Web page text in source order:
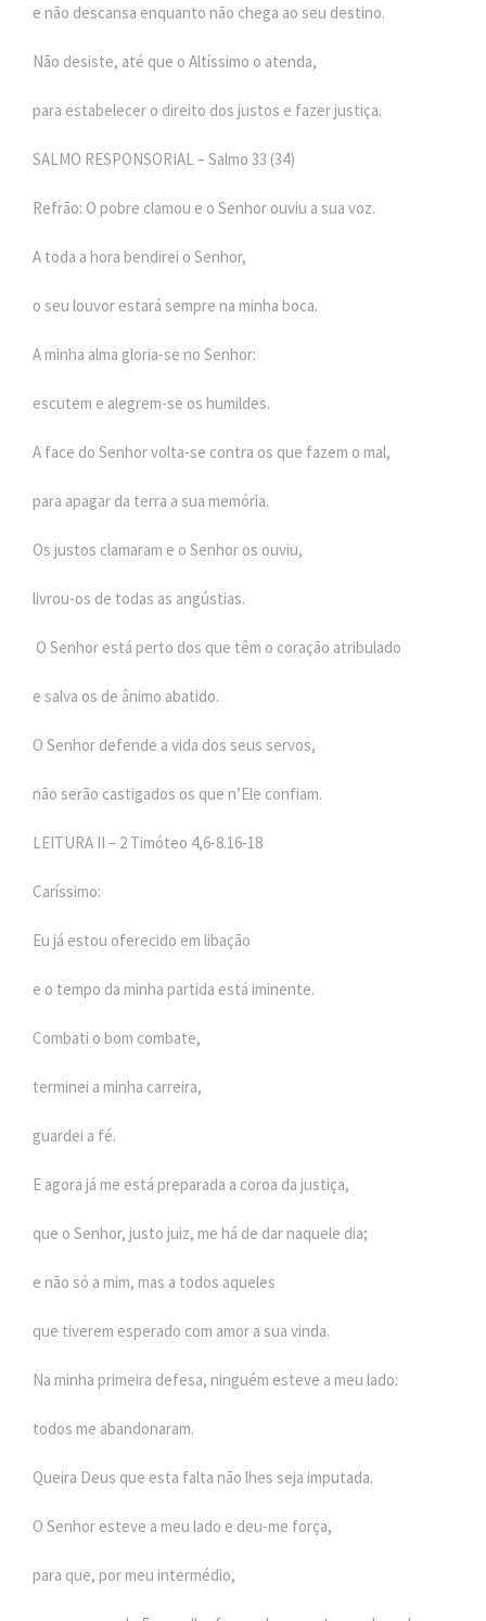
e não descansa enquanto não chega ao seu destino.
Não desiste, até que o Altíssimo o atenda,
para estabelecer o direito dos justos e fazer justiça.
SALMO RESPONSORIAL – Salmo 33 (34)
Refrão: O pobre clamou e o Senhor ouviu a sua voz.
A toda a hora bendirei o Senhor,
o seu louvor estará sempre na minha boca.
A minha alma gloria-se no Senhor:
escutem e alegrem-se os humildes.
A face do Senhor volta-se contra os que fazem o mal,
para apagar da terra a sua memória.
Os justos clamaram e o Senhor os ouviu,
livrou-os de todas as angústias.
O Senhor está perto dos que têm o coração atribulado
e salva os de ânimo abatido.
O Senhor defende a vida dos seus servos,
não serão castigados os que n’Ele confiam.
LEITURA II – 2 Timóteo 4,6-8.16-18
Caríssimo:
Eu já estou oferecido em libação
e o tempo da minha partida está iminente.
Combati o bom combate,
terminei a minha carreira,
guardei a fé.
E agora já me está preparada a coroa da justiça,
que o Senhor, justo juiz, me há de dar naquele dia;
e não só a mim, mas a todos aqueles
que tiverem esperado com amor a sua vinda.
Na minha primeira defesa, ninguém esteve a meu lado:
todos me abandonaram.
Queira Deus que esta falta não lhes seja imputada.
O Senhor esteve a meu lado e deu-me força,
para que, por meu intermédio,